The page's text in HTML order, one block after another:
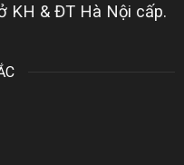
KH & ĐT Hà Nội cấp.